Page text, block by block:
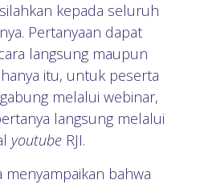
kepada seluruh
Pertanyaan dapat
langsung maupun
itu, untuk peserta
melalui webinar,
langsung melalui
youtube RJI.
menyampaikan bahwa